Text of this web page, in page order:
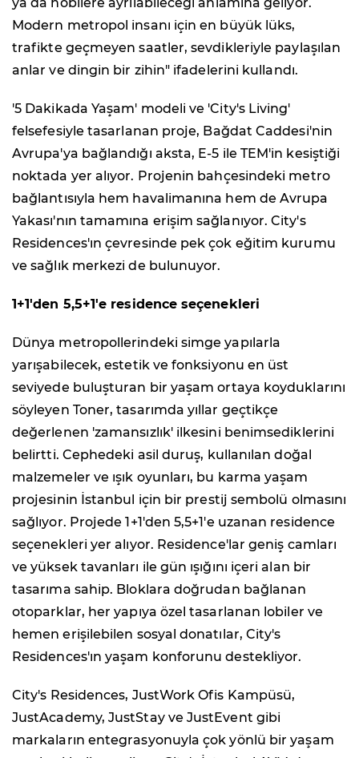
Modern metropol insanı için en büyük lüks,
trafikte geçmeyen saatler, sevdikleriyle paylaşılan
anlar ve dingin bir zihin" ifadelerini kullandı.
'5 Dakikada Yaşam' modeli ve 'City's Living'
felsefesiyle tasarlanan proje, Bağdat Caddesi'nin
Avrupa'ya bağlandığı aksta, E-5 ile TEM'in kesiştiği
noktada yer alıyor. Projenin bahçesindeki metro
bağlantısıyla hem havalimanına hem de Avrupa
Yakası'nın tamamına erişim sağlanıyor. City's
Residences'ın çevresinde pek çok eğitim kurumu
ve sağlık merkezi de bulunuyor.
1+1'den 5,5+1'e residence seçenekleri
Dünya metropollerindeki simge yapılarla
yarışabilecek, estetik ve fonksiyonu en üst
seviyede buluşturan bir yaşam ortaya koyduklarını
söyleyen Toner, tasarımda yıllar geçtikçe
değerlenen 'zamansızlık' ilkesini benimsediklerini
belirtti. Cephedeki asil duruş, kullanılan doğal
malzemeler ve ışık oyunları, bu karma yaşam
projesinin İstanbul için bir prestij sembolü olmasını
sağlıyor. Projede 1+1'den 5,5+1'e uzanan residence
seçenekleri yer alıyor. Residence'lar geniş camları
ve yüksek tavanları ile gün ışığını içeri alan bir
tasarıma sahip. Bloklara doğrudan bağlanan
otoparklar, her yapıya özel tasarlanan lobiler ve
hemen erişilebilen sosyal donatılar, City's
Residences'ın yaşam konforunu destekliyor.
City's Residences, JustWork Ofis Kampüsü,
JustAcademy, JustStay ve JustEvent gibi
markaların entegrasyonuyla çok yönlü bir yaşam